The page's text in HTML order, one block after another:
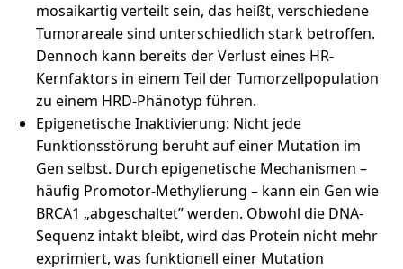
mosaikartig verteilt sein, das heißt, verschiedene
Tumorareale sind unterschiedlich stark betroffen.
Dennoch kann bereits der Verlust eines HR-
Kernfaktors in einem Teil der Tumorzellpopulation
zu einem HRD-Phänotyp führen.
Epigenetische Inaktivierung: Nicht jede
Funktionsstörung beruht auf einer Mutation im
Gen selbst. Durch epigenetische Mechanismen –
häufig Promotor-Methylierung – kann ein Gen wie
BRCA1 „abgeschaltet” werden. Obwohl die DNA-
Sequenz intakt bleibt, wird das Protein nicht mehr
exprimiert, was funktionell einer Mutation